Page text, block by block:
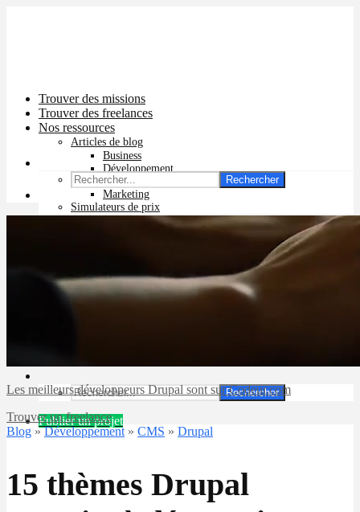
Trouver des missions
Trouver des freelances
Nos ressources
Articles de blog
Business
Développement
Graphisme
Marketing
Simulateurs de prix
Prix app mobile
Prix pub Instagram
Prix logiciel
Prix chatbot
Rechercher
Publier un projet
Rechercher
Les meilleurs développeurs Drupal sont sur Codeur.com
Trouver un freelance
Blog »Développement » CMS » Drupal
15 thèmes Drupal